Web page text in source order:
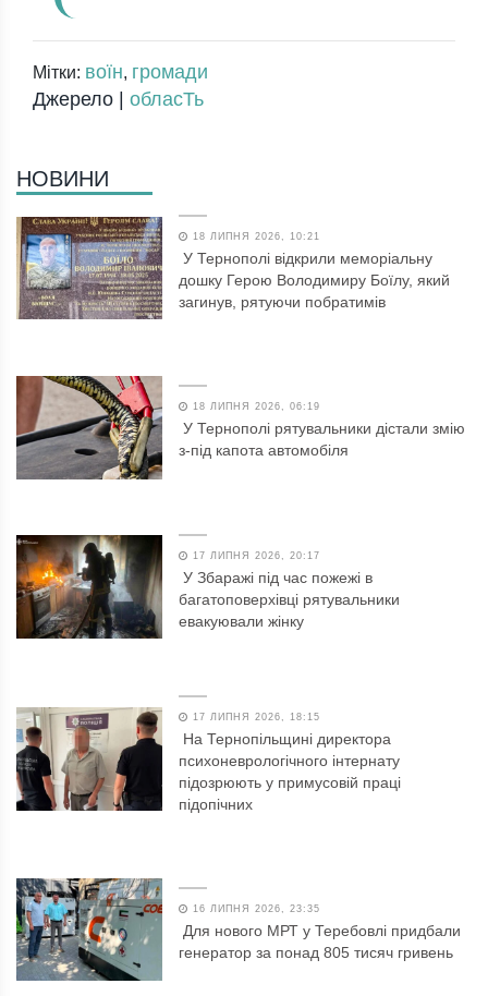
Мітки: воїн, громади
Джерело | обласТь
НОВИНИ
18 ЛИПНЯ 2026, 10:21
У Тернополі відкрили меморіальну
дошку Герою Володимиру Боїлу, який
загинув, рятуючи побратимів
18 ЛИПНЯ 2026, 06:19
У Тернополі рятувальники дістали змію
з-під капота автомобіля
17 ЛИПНЯ 2026, 20:17
У Збаражі під час пожежі в
багатоповерхівці рятувальники
евакуювали жінку
17 ЛИПНЯ 2026, 18:15
На Тернопільщині директора
психоневрологічного інтернату
підозрюють у примусовій праці
підопічних
16 ЛИПНЯ 2026, 23:35
Для нового МРТ у Теребовлі придбали
генератор за понад 805 тисяч гривень